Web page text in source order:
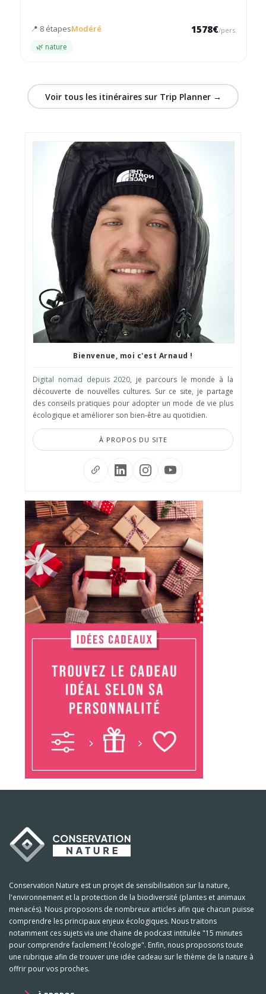
📍 8 étapesModéré 1578€/pers.
🌿 nature
Voir tous les itinéraires sur Trip Planner →
Bienvenue, moi c'est Arnaud !
Digital nomad depuis 2020, je parcours le monde à la
découverte de nouvelles cultures. Sur ce site, je partage
des conseils pratiques pour adopter un mode de vie plus
écologique et améliorer son bien-être au quotidien.
À PROPOS DU SITE
Conservation Nature est un projet de sensibilisation sur la nature,
l'environnement et la protection de la biodiversité (plantes et animaux
menacés). Nous proposons de nombreux articles afin que chacun puisse
comprendre les principaux enjeux écologiques. Nous traitons
notamment ces sujets via une chaine de podcast intitulée "15 minutes
pour comprendre facilement l'écologie". Enfin, nous proposons toute
une rubrique afin de trouver une idée cadeau sur le thème de la nature à
offrir pour vos proches.